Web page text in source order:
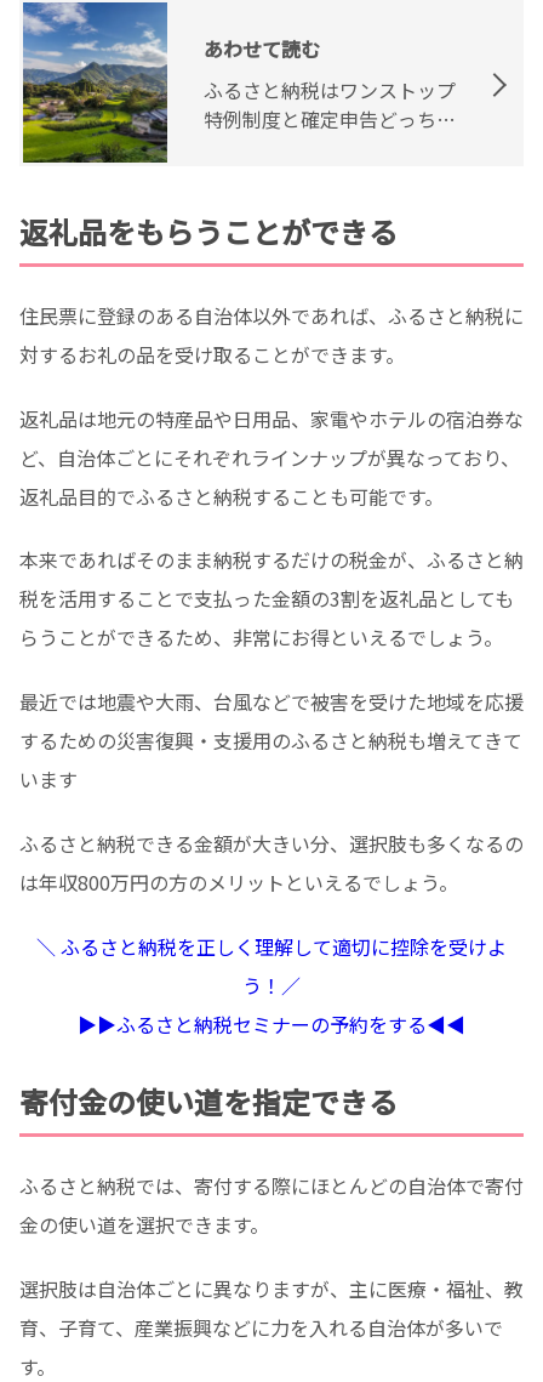
あわせて読む
ふるさと納税はワンストップ
特例制度と確定申告どっちが
返礼品をもらうことができる
住民票に登録のある自治体以外であれば、ふるさと納税に
対するお礼の品を受け取ることができます。
返礼品は地元の特産品や日用品、家電やホテルの宿泊券な
ど、自治体ごとにそれぞれラインナップが異なっており、
返礼品目的でふるさと納税することも可能です。
本来であればそのまま納税するだけの税金が、ふるさと納
税を活用することで支払った金額の3割を返礼品としても
らうことができるため、非常にお得といえるでしょう。
最近では地震や大雨、台風などで被害を受けた地域を応援
するための災害復興・支援用のふるさと納税も増えてきて
います
ふるさと納税できる金額が大きい分、選択肢も多くなるの
は年収800万円の方のメリットといえるでしょう。
＼ ふるさと納税を正しく理解して適切に控除を受けよ
う！／
▶︎▶︎ふるさと納税セミナーの予約をする◀︎◀︎
寄付金の使い道を指定できる
ふるさと納税では、寄付する際にほとんどの自治体で寄付
金の使い道を選択できます。
選択肢は自治体ごとに異なりますが、主に医療・福祉、教
育、子育て、産業振興などに力を入れる自治体が多いで
す。